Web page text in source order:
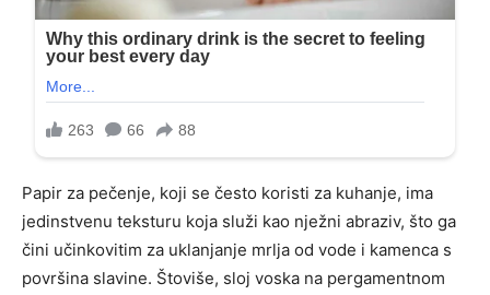
Papir za pečenje, koji se često koristi za kuhanje, ima
jedinstvenu teksturu koja služi kao nježni abraziv, što ga
čini učinkovitim za uklanjanje mrlja od vode i kamenca s
površina slavine. Štoviše, sloj voska na pergamentnom